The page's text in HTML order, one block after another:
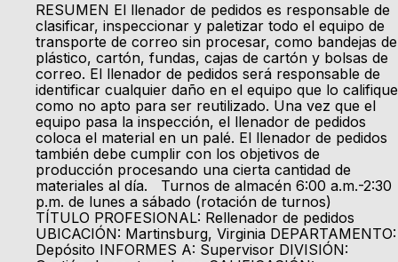
RESUMEN El llenador de pedidos es responsable de
clasificar, inspeccionar y paletizar todo el equipo de
transporte de correo sin procesar, como bandejas de
plástico, cartón, fundas, cajas de cartón y bolsas de
correo. El llenador de pedidos será responsable de
identificar cualquier daño en el equipo que lo califique
como no apto para ser reutilizado. Una vez que el
equipo pasa la inspección, el llenador de pedidos
coloca el material en un palé. El llenador de pedidos
también debe cumplir con los objetivos de
producción procesando una cierta cantidad de
materiales al día. Turnos de almacén 6:00 a.m.-2:30
p.m. de lunes a sábado (rotación de turnos)
TÍTULO PROFESIONAL: Rellenador de pedidos
UBICACIÓN: Martinsburg, Virginia DEPARTAMENTO:
Depósito INFORMES A: Supervisor DIVISIÓN: